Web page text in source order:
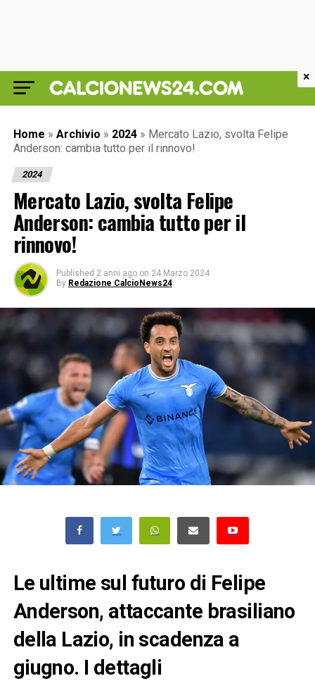
Home » Archivio » 2024 » Mercato Lazio, svolta Felipe
Anderson: cambia tutto per il rinnovo!
2024
Mercato Lazio, svolta Felipe
Anderson: cambia tutto per il
rinnovo!
Published 2 anni ago on 24 Marzo 2024
By Redazione CalcioNews24
Le ultime sul futuro di Felipe
Anderson, attaccante brasiliano
della Lazio, in scadenza a
giugno. I dettagli
×